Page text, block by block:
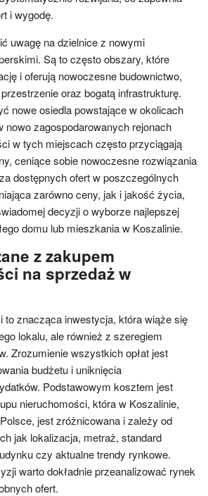
i wygodę.
uwagę na dzielnice z nowymi
Są to często obszary, które
i oferują nowoczesne budownictwo,
oraz bogatą infrastrukturę.
nowe osiedla powstające w okolicach
nowo zagospodarowanych rejonach
w tych miejscach często przyciągają
ceniące sobie nowoczesne rozwiązania
dostępnych ofert w poszczególnych
zarówno ceny, jak i jakość życia,
decyzji o wyborze najlepszej
domu lub mieszkania w Koszalinie.
z zakupem
na sprzedaż w
to znacząca inwestycja, która wiąże się
lokalu, ale również z szeregiem
Zrozumienie wszystkich opłat jest
budżetu i uniknięcia
Podstawowym kosztem jest
nieruchomości, która w Koszalinie,
jest zróżnicowana i zależy od
jak lokalizacja, metraż, standard
czy aktualne trendy rynkowe.
warto dokładnie przeanalizować rynek
ofert.